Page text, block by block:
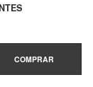
COMPRAR